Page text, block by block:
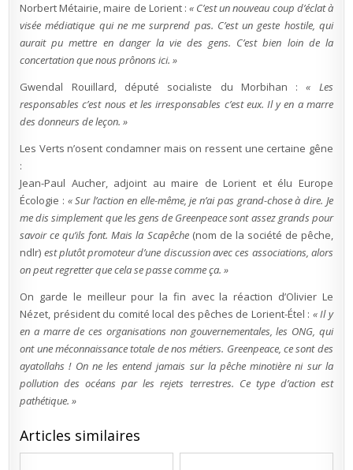
Norbert Métairie, maire de Lorient : « C’est un nouveau coup d’éclat à
visée médiatique qui ne me surprend pas. C’est un geste hostile, qui
aurait pu mettre en danger la vie des gens. C’est bien loin de la
concertation que nous prônons ici. »
Gwendal Rouillard, député socialiste du Morbihan : « Les
responsables c’est nous et les irresponsables c’est eux. Il y en a marre
des donneurs de leçon. »
Les Verts n’osent condamner mais on ressent une certaine gêne
:
Jean-Paul Aucher, adjoint au maire de Lorient et élu Europe
Écologie : « Sur l’action en elle-même, je n’ai pas grand-chose à dire. Je
me dis simplement que les gens de Greenpeace sont assez grands pour
savoir ce qu’ils font. Mais la Scapêche(nom de la société de pêche,
ndlr) est plutôt promoteur d’une discussion avec ces associations, alors
on peut regretter que cela se passe comme ça. »
On garde le meilleur pour la fin avec la réaction d’Olivier Le
Nézet, président du comité local des pêches de Lorient-Étel : « Il y
en a marre de ces organisations non gouvernementales, les ONG, qui
ont une méconnaissance totale de nos métiers. Greenpeace, ce sont des
ayatollahs ! On ne les entend jamais sur la pêche minotière ni sur la
pollution des océans par les rejets terrestres. Ce type d’action est
pathétique. »
Articles similaires